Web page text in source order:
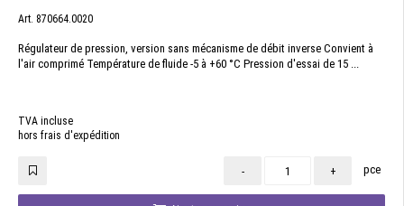
Art. 870664.0020
Régulateur de pression, version sans mécanisme de débit inverse Convient à
l'air comprimé Température de fluide -5 à +60 °C Pression d'essai de 15 ...
TVA incluse
hors frais d'expédition
- + pce